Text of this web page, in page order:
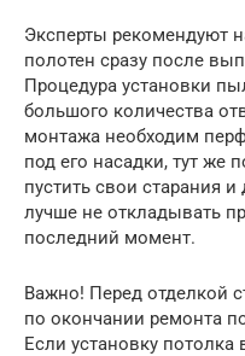
Эксперты рекомендуют
полотен сразу после
Процедура установки
большого количества
монтажа необходим
под его насадки, тут же
пустить свои старания
лучше не откладывать
последний момент.
Важно! Перед отделкой
по окончании ремонта
Если установку